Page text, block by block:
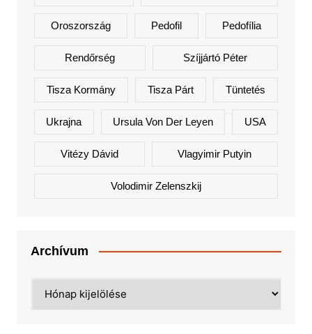
Oroszország Pedofil Pedofília
Rendőrség Szíjjártó Péter
Tisza Kormány Tisza Párt Tüntetés
Ukrajna Ursula Von Der Leyen USA
Vitézy Dávid Vlagyimir Putyin
Volodimir Zelenszkij
Archívum